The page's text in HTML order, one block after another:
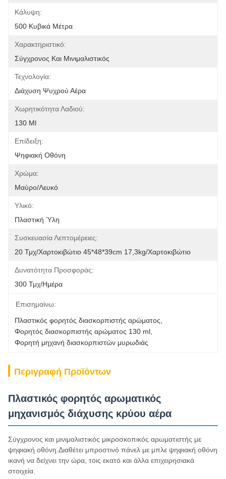
Κάλυψη:
500 Κυβικά Μέτρα
Χαρακτηριστικό:
Σύγχρονος Και Μινιμαλιστικός
Τεχνολογία:
Διάχυση Ψυχρού Αέρα
Χωρητικότητα Λαδιού:
130 Ml
Επίδειξη:
Ψηφιακή Οθόνη
Χρώμα:
Μαύρο/Λευκό
Υλικό:
Πλαστική Ύλη
Συσκευασία Λεπτομέρειες:
20 Τμχ/χαρτοκιβώτιο 45*48*39cm 17,3kg/χαρτοκιβώτιο
Δυνατότητα Προσφοράς:
300 Τμχ/ημέρα
Επισημαίνω:
Πλαστικός φορητός διασκορπιστής αρώματος
Φορητός διασκορπιστής αρώματος 130 ml
Φορητή μηχανή διασκορπιστών μυρωδιάς
Περιγραφή Προϊόντων
Πλαστικός φορητός αρωματικός
μηχανισμός διάχυσης κρύου αέρα
Σύγχρονος και μινιμαλιστικός μικροσκοπικός αρωματιστής με
ψηφιακή οθόνη.Διαθέτει μπροστινό πάνελ με μπλε ψηφιακή οθόνη
ικανή να δείχνει την ώρα, τοις εκατό και άλλα επιχειρησιακά
στοιχεία.